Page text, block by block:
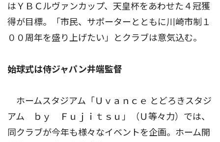
はＹＢＣルヴァンカップ、天皇杯をあわせた４冠獲
得が目標。「市民、サポーターとともに川崎市制１
００周年を盛り上げたい」とクラブは意気込む。
始球式は侍ジャパン井端監督
ホームスタジアム「Ｕｖａｎｃｅ とどろきスタジ
アム ｂｙ Ｆｕｊｉｔｓｕ」（Ｕ等々力）では、
同クラブが今年も様々なイベントを企画。ホーム開